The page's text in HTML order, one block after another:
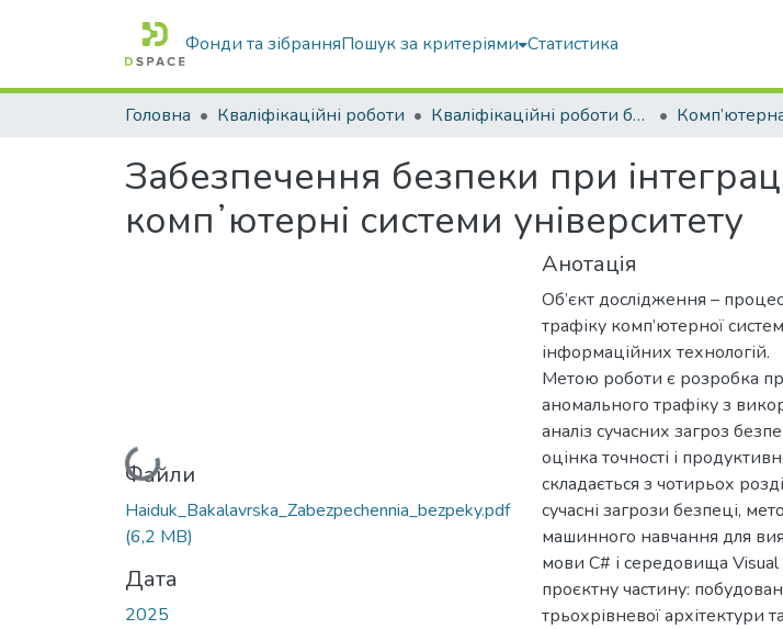
Фонди та зібранняПошук за критеріями Статистика
Головна Кваліфікаційні роботи Кваліфікаційні роботи бакалаврів
Забезпечення безпеки при
компʼютерні системи університету
Вантажиться...
Файли
Haiduk_Bakalavrska_Zabezpechennia_bezpeky.pdf
(6,2 MB)
Дата
2025
Анотація
Об’єкт дослідження –
трафіку комп’ютерної
інформаційних технологій.
Метою роботи є розробка
аномального трафіку з
аналіз сучасних загроз
оцінка точності і
складається з чотирьох
сучасні загрози безпеці,
машинного навчання для
мови C# і середовища
проєктну частину:
трьохрівневої архітектури